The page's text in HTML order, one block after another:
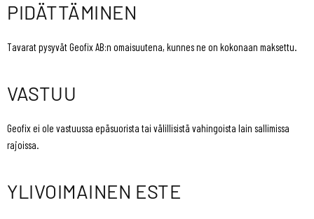
PIDÄTTÄMINEN
Tavarat pysyvät Geofix AB:n omaisuutena, kunnes ne on kokonaan maksettu.
VASTUU
Geofix ei ole vastuussa epäsuorista tai välillisistä vahingoista lain sallimissa
rajoissa.
YLIVOIMAINEN ESTE